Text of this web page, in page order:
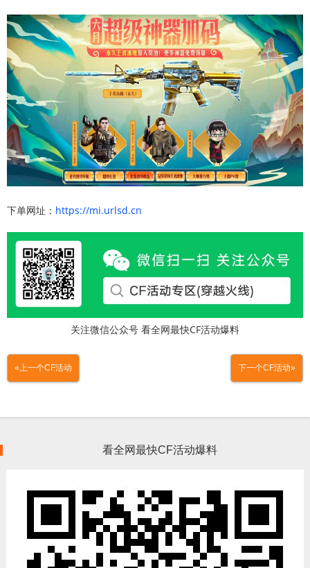
下单网址： https://mi.urlsd.cn
关注微信公众号 看全网最快CF活动爆料
«上一个CF活动 下一个CF活动»
看全网最快CF活动爆料